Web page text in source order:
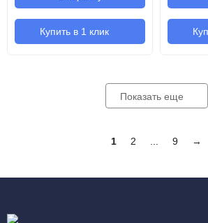
Купить в 1 клик
Показать еще
1 2 9 →